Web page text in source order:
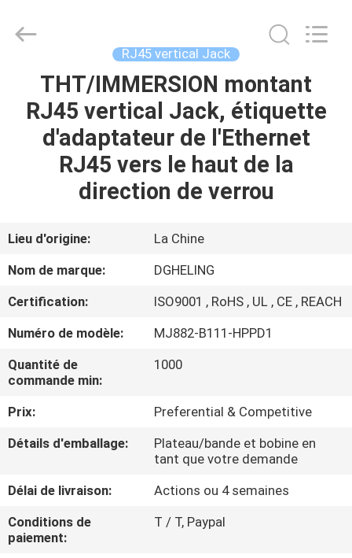
MAISON
PRODUITS
DE
NOUS
VISITE
D'USINE
CONTRÔLE
DE
QUALITÉ
CONTACTEZ-
NOUS
Ltd..
RJ45 vertical Jack
THT/IMMERSION montant
RJ45 vertical Jack, étiquette
d'adaptateur de l'Ethernet
RJ45 vers le haut de la
direction de verrou
Lieu d'origine:
La Chine
Nom de marque:
DGHELING
Certification:
ISO9001 , RoHS , UL , CE , REACH
Numéro de modèle:
MJ882-B111-HPPD1
Quantité de
commande min:
1000
Prix:
Preferential & Competitive
Détails d'emballage:
Plateau/bande et bobine en
tant que votre demande
Délai de livraison:
Actions ou 4 semaines
Conditions de
paiement:
T / T, Paypal